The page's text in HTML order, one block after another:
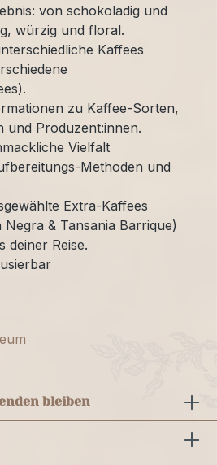
von schokoladig und
würzig und floral.
Kaffees
zu Kaffee-Sorten,
und Produzent:innen.
Vielfalt
Methoden und
Extra-Kaffees
Negra & Tansania Barrique)
deiner Reise.
bleiben